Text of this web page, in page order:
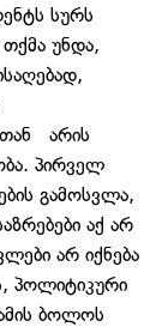
სურს
უნდა,
არის
პირველ
გამოსვლა,
აქ არ
არ იქნება
პოლიტიკური
ბოლოს